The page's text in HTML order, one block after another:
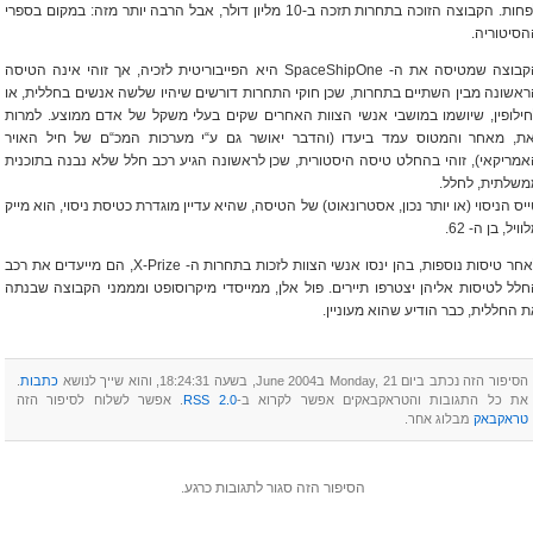
לפחות. הקבוצה הזוכה בתחרות תזכה ב-10 מליון דולר, אבל הרבה יותר מזה: במקום בספרי
הקבוצה שמטיסה את ה- SpaceShipOne היא הפייבוריטית לזכיה, אך זוהי אינה הטיסה
מבין השתיים בתחרות, שכן חוקי התחרות דורשים שיהיו שלשה אנשים בחללית, או
שיושמו במושבי אנשי הצוות האחרים שקים בעלי משקל של אדם ממוצע. למרות
מאחר והמטוס עמד ביעדו (והדבר יאושר גם ע“י מערכות המכ“ם של חיל האויר
זוהי בהחלט טיסה היסטורית, שכן לראשונה הגיע רכב חלל שלא נבנה בתוכנית
לחלל.
הניסוי (או יותר נכון, אסטרונאוט) של הטיסה, שהיא עדיין מוגדרת כטיסת ניסוי, הוא מייק
בן ה- 62.
לאחר טיסות נוספות, בהן ינסו אנשי הצוות לזכות בתחרות ה- X-Prize, הם מייעדים את רכב
לטיסות אליהן יצטרפו תיירים. פול אלן, ממייסדי מיקרוסופט ומממני הקבוצה שבנתה
החללית, כבר הודיע שהוא מעוניין.
הסיפור הזה נכתב ביום Monday, 21 בJune 2004, בשעה 18:24:31, והוא שייך לנושא כתבות
את כל התגובות והטראקבאקים אפשר לקרוא ב-RSS 2.0‏. אפשר לשלוח לסיפור הזה
טראקבאק מבלוג אחר.‏
הסיפור הזה סגור לתגובות כרגע.